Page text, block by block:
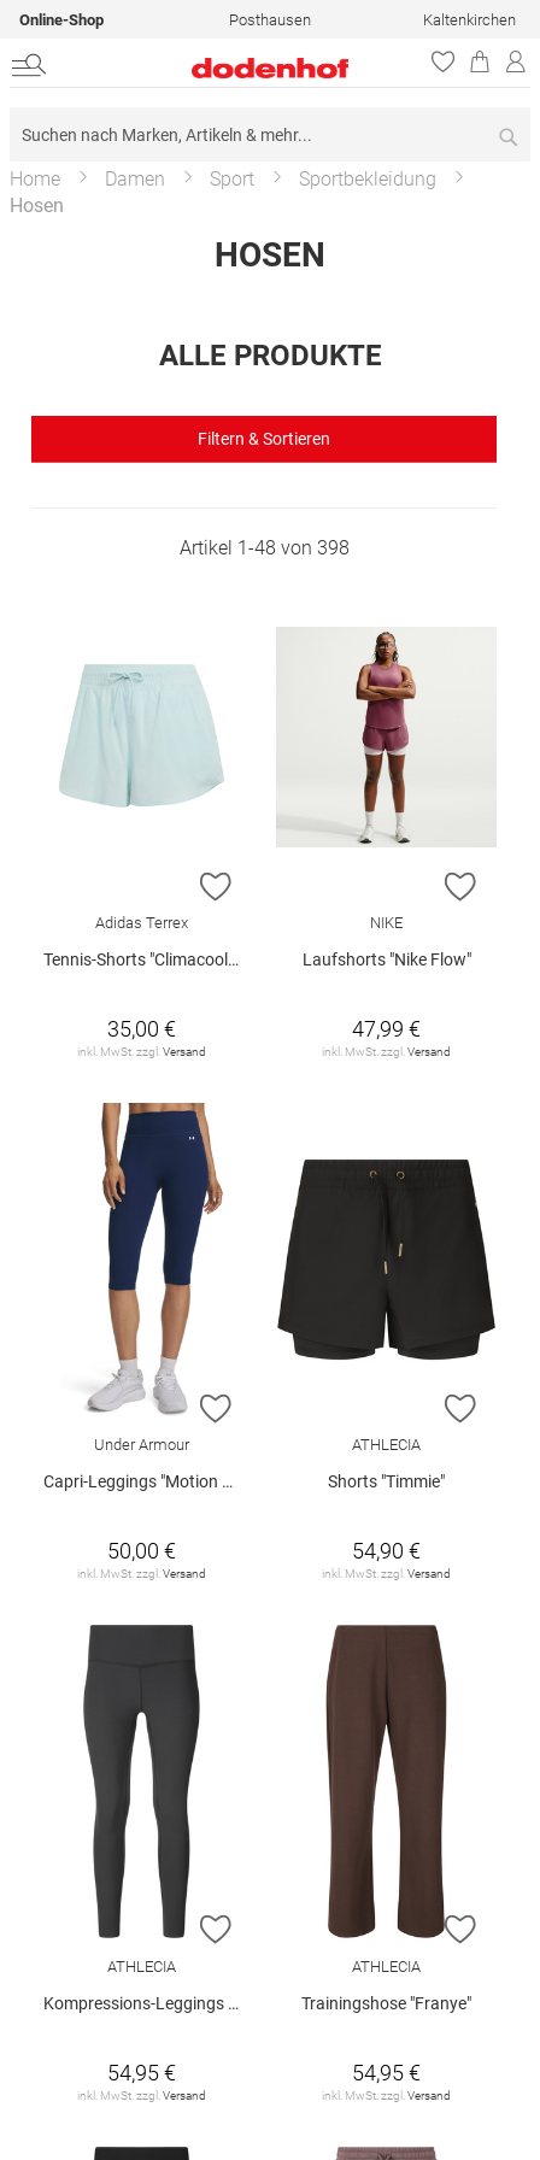
Online-Shop Posthausen Kaltenkirchen
Home Damen Sport
Sportbekleidung
Hosen
HOSEN
ALLE PRODUKTE
Filtern & Sortieren
Artikel 1-48 von 398
ZUR WUNSCHLISTE HINZUFÜGEN
Adidas Terrex
Tennis-Shorts "Climacool Club"
35,00 €
inkl. MwSt. zzgl. Versand
ZUR
NIKE
Laufshorts "Nike Flow"
47,99 €
inkl. MwSt. zzgl. Versand
ZUR WUNSCHLISTE HINZUFÜGEN
Under Armour
Capri-Leggings "Motion Capri"
50,00 €
inkl. MwSt. zzgl. Versand
ZUR
ATHLECIA
Shorts "Timmie"
54,90 €
inkl. MwSt. zzgl. Versand
ZUR WUNSCHLISTE HINZUFÜGEN
ATHLECIA
Kompressions-Leggings "Stay"
54,95 €
inkl. MwSt. zzgl. Versand
ZUR
ATHLECIA
Trainingshose "Franye"
54,95 €
inkl. MwSt. zzgl. Versand